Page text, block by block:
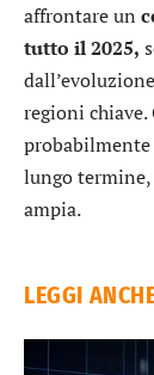
affrontare un
tutto il 2025,
regioni
lungo termine,
ampia.
LEGGI